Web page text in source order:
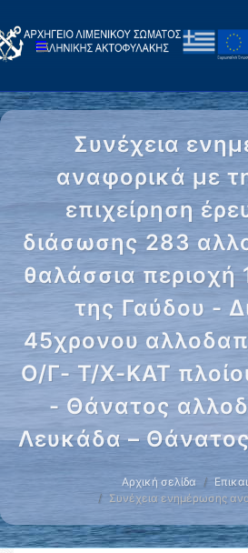
Συνέχεια
αναφορικά με
επιχείρηση
διάσωσης 283
θαλάσσια περιοχή
της Γαύδου -
45χρονου
Ο/Γ- Τ/Χ-ΚΑΤ
- Θάνατος
Λευκάδα –
Αρχική σελίδα
Συνέχεια ενημέρωσης